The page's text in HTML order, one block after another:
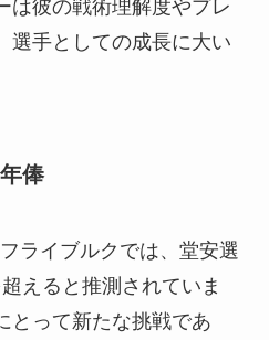
は彼の戦術理解度やプレ
選手としての成長に大い
俸
ライブルクでは、堂安選
えると推測されていま
とって新たな挑戦であ